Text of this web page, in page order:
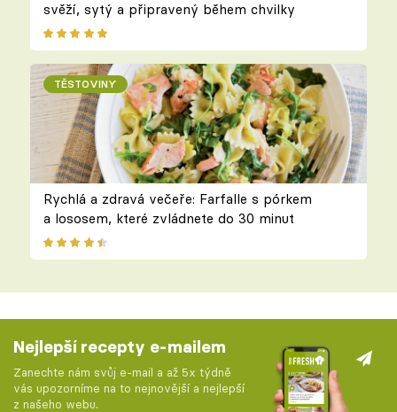
svěží, sytý a připravený během chvilky
TĚSTOVINY
Rychlá a zdravá večeře: Farfalle s pórkem
a lososem, které zvládnete do 30 minut
Nejlepší recepty e-mailem
Zanechte nám svůj e-mail a až 5x týdně
vás upozorníme na to nejnovější a nejlepší
z našeho webu.